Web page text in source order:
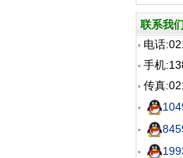
联系我们
电话
手机
传真